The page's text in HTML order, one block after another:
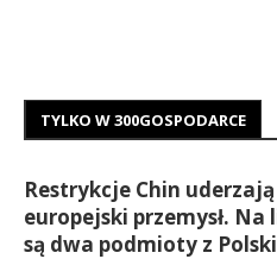
TYLKO W 300GOSPODARCE
Restrykcje Chin
europejski przemysł. Na
są dwa podmioty z Polski